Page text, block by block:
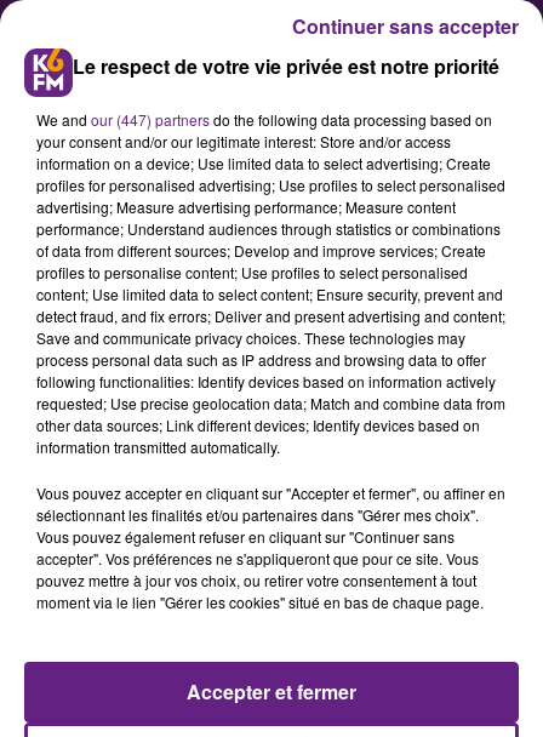
Basket : La JDA Dijon n'avait plus
de jus à Orléans (74-64)
La JDA Dijon Basket, qui restait sur
un excellente série de 5 victoires
consécutives a vu ses chances
d'accéder aux play-offs se réduirent
soir.&nbsp;Menés durant toute la
rencontre, les Dijonnais se sont en
effet inclinés sur le parquet
d'Orléans (74-64), tandis que
concurrents directs se sont eux
Le respect de votre vie privée est notre priorité
We and our (447) partnersdo the following data processing based on
your consent and/or our legitimate interest: Store and/or access
information on a device; Use limited data to select advertising; Create
profiles for personalised advertising; Use profiles to select personalised
advertising; Measure advertising performance; Measure content
performance; Understand audiences through statistics or combinations
of data from different sources; Develop and improve services; Create
profiles to personalise content; Use profiles to select personalised
content; Use limited data to select content; Ensure security, prevent and
detect fraud, and fix errors; Deliver and present advertising and content;
Save and communicate privacy choices. These technologies may
process personal data such as IP address and browsing data to offer
following functionalities: Identify devices based on information actively
requested; Use precise geolocation data; Match and combine data from
other data sources; Link different devices; Identify devices based on
information transmitted automatically.
Vous pouvez accepter en cliquant sur "Accepter et fermer", ou affiner en
sélectionnant les finalités et/ou partenaires dans "Gérer mes choix".
Vous pouvez également refuser en cliquant sur "Continuer sans
accepter". Vos préférences ne s'appliqueront que pour ce site. Vous
pouvez mettre à jour vos choix, ou retirer votre consentement à tout
moment via le lien "Gérer les cookies" situé en bas de chaque page.
Accepter et fermer
Continuer sans accepter